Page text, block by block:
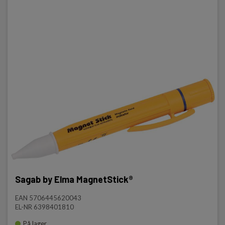
Sagab by Elma MagnetStick®
EAN 5706445620043
EL-NR 6398401810